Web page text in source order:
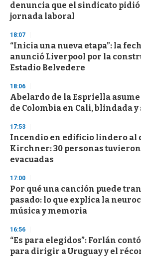
denuncia que el sindicato
jornada laboral
18:07
“Inicia una nueva etapa”: la
anunció Liverpool por la
Estadio Belvedere
18:06
Abelardo de la Espriella
de Colombia en Cali, blindada
17:53
Incendio en edificio lindero al
Kirchner: 30 personas
evacuadas
17:00
Por qué una canción puede
pasado: lo que explica la
música y memoria
16:56
“Es para elegidos”: Forlán
para dirigir a Uruguay y el